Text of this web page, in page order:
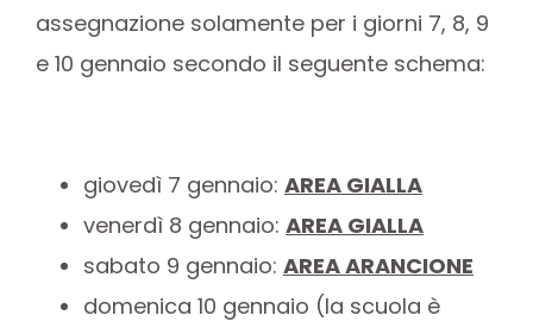
assegnazione solamente per i giorni 7, 8, 9
e 10 gennaio secondo il seguente schema:
giovedì 7 gennaio: AREA GIALLA
venerdì 8 gennaio: AREA GIALLA
sabato 9 gennaio: AREA ARANCIONE
domenica 10 gennaio (la scuola è